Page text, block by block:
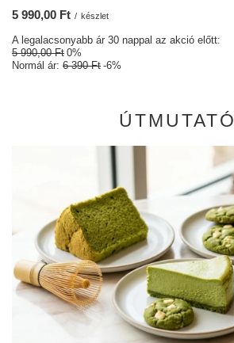
5 990,00 Ft / készlet
A legalacsonyabb ár 30 nappal az akció előtt:
5 990,00 Ft 0%
Normál ár: 6 390 Ft -6%
ÚTMUTATÓ